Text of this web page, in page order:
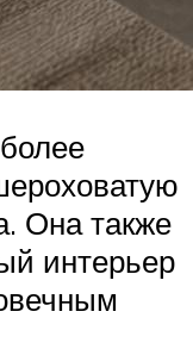
Она также
интерьер